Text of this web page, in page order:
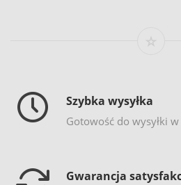
Szybka wysyłka
Gotowość do wysyłki
Gwarancja